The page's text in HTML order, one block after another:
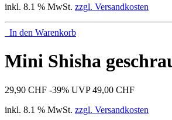
inkl. 8.1 % MwSt. zzgl. Versandkosten
In den Warenkorb
Mini Shisha
29,90 CHF -39% UVP 49,00 CHF
inkl. 8.1 % MwSt. zzgl. Versandkosten